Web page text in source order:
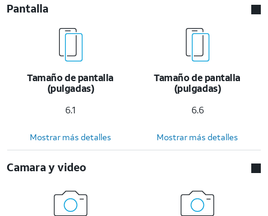
Pantalla
Tamaño de pantalla
(pulgadas)
6.1
Tamaño de pantalla
(pulgadas)
6.6
Mostrar más detalles Mostrar más detalles
Camara y video